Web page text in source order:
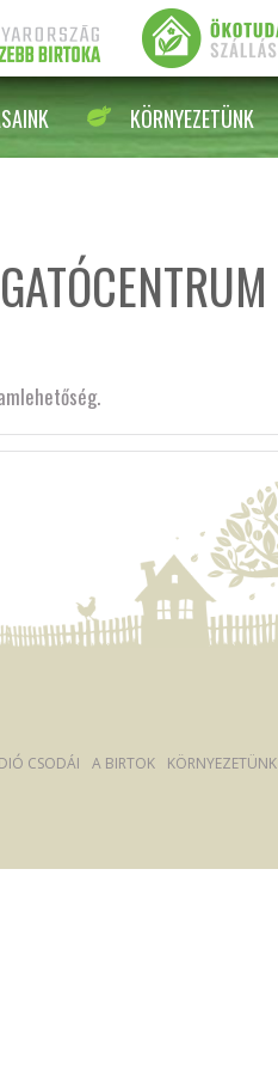
KÖRNYEZETÜNK
CSODÁI A BIRTOK KÖRNYEZETÜNK